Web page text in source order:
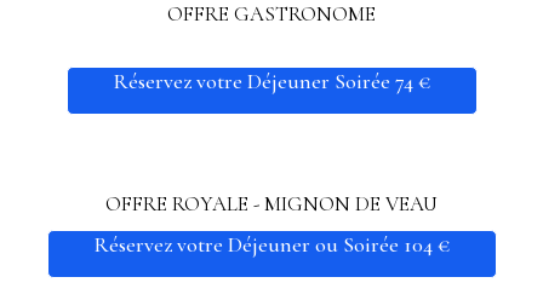
OFFRE GASTRONOME
Réservez votre Déjeuner Soirée 74 €
OFFRE ROYALE - MIGNON DE VEAU
Réservez votre Déjeuner ou Soirée 104 €